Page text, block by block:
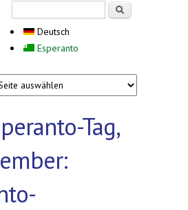
Deutsch
Esperanto
Tag,